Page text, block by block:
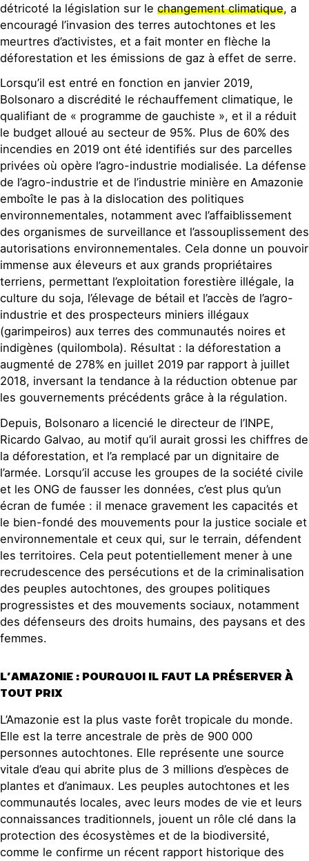
détricoté la législation sur le changement climatique, a
encouragé l’invasion des terres autochtones et les
meurtres d’activistes, et a fait monter en flèche la
déforestation et les émissions de gaz à effet de serre.
Lorsqu’il est entré en fonction en janvier 2019,
Bolsonaro a discrédité le réchauffement climatique, le
qualifiant de « programme de gauchiste », et il a réduit
le budget alloué au secteur de 95%. Plus de 60% des
incendies en 2019 ont été identifiés sur des parcelles
privées où opère l’agro-industrie modialisée. La défense
de l’agro-industrie et de l’industrie minière en Amazonie
emboîte le pas à la dislocation des politiques
environnementales, notamment avec l’affaiblissement
des organismes de surveillance et l’assouplissement des
autorisations environnementales. Cela donne un pouvoir
immense aux éleveurs et aux grands propriétaires
terriens, permettant l’exploitation forestière illégale, la
culture du soja, l’élevage de bétail et l’accès de l’agro-
industrie et des prospecteurs miniers illégaux
(garimpeiros) aux terres des communautés noires et
indigènes (quilombola). Résultat : la déforestation a
augmenté de 278% en juillet 2019 par rapport à juillet
2018, inversant la tendance à la réduction obtenue par
les gouvernements précédents grâce à la régulation.
Depuis, Bolsonaro a licencié le directeur de l’INPE,
Ricardo Galvao, au motif qu’il aurait grossi les chiffres de
la déforestation, et l’a remplacé par un dignitaire de
l’armée. Lorsqu’il accuse les groupes de la société civile
et les ONG de fausser les données, c’est plus qu’un
écran de fumée : il menace gravement les capacités et
le bien-fondé des mouvements pour la justice sociale et
environnementale et ceux qui, sur le terrain, défendent
les territoires. Cela peut potentiellement mener à une
recrudescence des persécutions et de la criminalisation
des peuples autochtones, des groupes politiques
progressistes et des mouvements sociaux, notamment
des défenseurs des droits humains, des paysans et des
femmes.
L’AMAZONIE : POURQUOI IL FAUT LA PRÉSERVER À
TOUT PRIX
L’Amazonie est la plus vaste forêt tropicale du monde.
Elle est la terre ancestrale de près de 900 000
personnes autochtones. Elle représente une source
vitale d’eau qui abrite plus de 3 millions d’espèces de
plantes et d’animaux. Les peuples autochtones et les
communautés locales, avec leurs modes de vie et leurs
connaissances traditionnels, jouent un rôle clé dans la
protection des écosystèmes et de la biodiversité,
comme le confirme un récent rapport historique des